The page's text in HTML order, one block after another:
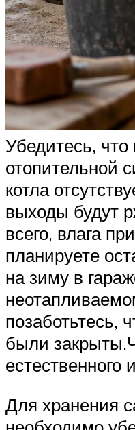
Убедитесь, что
отопительной
котла
выходы будут
всего, влага
планируете
на зиму в
позаботьтесь,
были
естественного
Для хранения